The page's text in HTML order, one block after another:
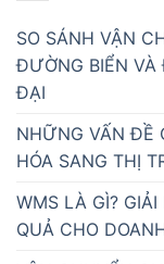
SO SÁNH VẬN
ĐƯỜNG BIỂN VÀ
ĐẠI
NHỮNG VẤN ĐỀ
HÓA SANG THỊ
WMS LÀ GÌ?
QUẢ CHO